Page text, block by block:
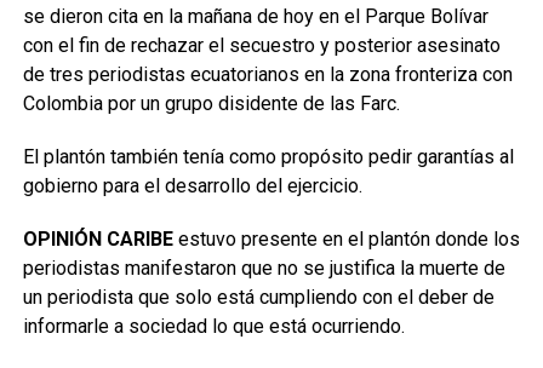
se dieron cita en la mañana de hoy en el Parque Bolívar
con el fin de rechazar el secuestro y posterior asesinato
de tres periodistas ecuatorianos en la zona fronteriza con
Colombia por un grupo disidente de las Farc.
El plantón también tenía como propósito pedir garantías al
gobierno para el desarrollo del ejercicio.
OPINIÓN CARIBEestuvo presente en el plantón donde los
periodistas manifestaron que no se justifica la muerte de
un periodista que solo está cumpliendo con el deber de
informarle a sociedad lo que está ocurriendo.